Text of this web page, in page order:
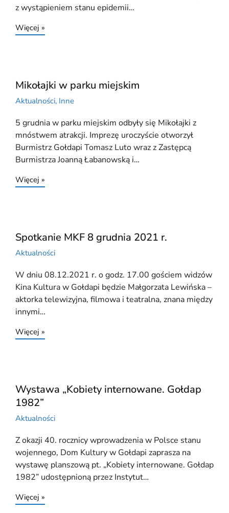
z wystąpieniem stanu epidemii…
Więcej »
Mikołajki w parku miejskim
Aktualności, Inne
5 grudnia w parku miejskim odbyły się Mikołajki z
mnóstwem atrakcji. Imprezę uroczyście otworzył
Burmistrz Gołdapi Tomasz Luto wraz z Zastępcą
Burmistrza Joanną Łabanowską i…
Więcej »
Spotkanie MKF 8 grudnia 2021 r.
Aktualności
W dniu 08.12.2021 r. o godz. 17.00 gościem widzów
Kina Kultura w Gołdapi będzie Małgorzata Lewińska –
aktorka telewizyjna, filmowa i teatralna, znana między
innymi…
Więcej »
Wystawa „Kobiety internowane. Gołdap
1982”
Aktualności
Z okazji 40. rocznicy wprowadzenia w Polsce stanu
wojennego, Dom Kultury w Gołdapi zaprasza na
wystawę planszową pt. „Kobiety internowane. Gołdap
1982” udostępnioną przez Instytut…
Więcej »